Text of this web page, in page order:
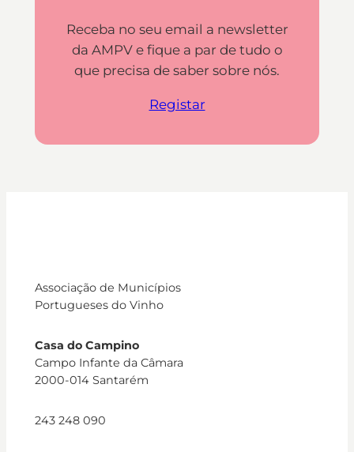
Receba no seu email a newsletter
da AMPV e fique a par de tudo o
que precisa de saber sobre nós.
Registar
Associação de Municípios
Portugueses do Vinho
Casa do Campino
Campo Infante da Câmara
2000-014 Santarém
243 248 090